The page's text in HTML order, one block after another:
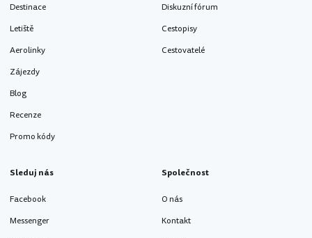
Destinace
Letiště
Aerolinky
Zájezdy
Blog
Recenze
Promo kódy
Diskuzní fórum
Cestopisy
Cestovatelé
Sleduj nás
Facebook
Messenger
Společnost
O nás
Kontakt